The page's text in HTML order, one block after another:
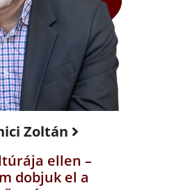
Zoltán
ellen –
dobjuk el a